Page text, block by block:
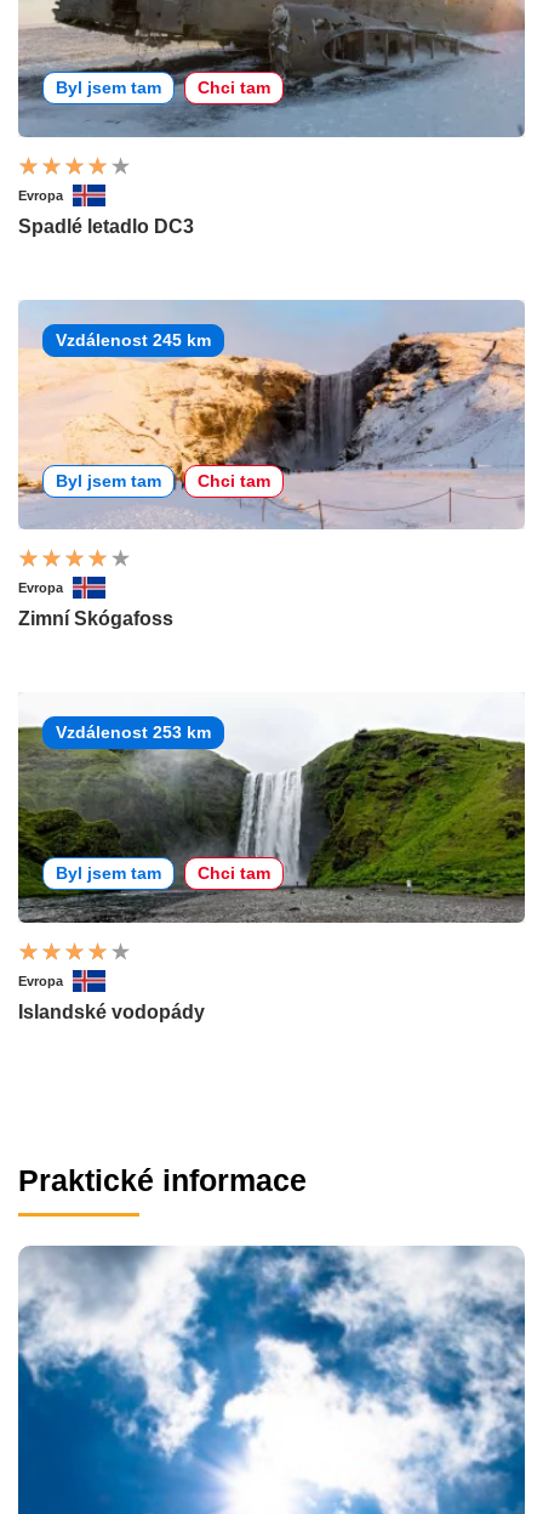
Byl jsem tam Chci tam
Evropa
Spadlé letadlo DC3
Vzdálenost 245 km
Byl jsem tam Chci tam
Evropa
Zimní Skógafoss
Vzdálenost 253 km
Byl jsem tam Chci tam
Evropa
Islandské vodopády
Praktické informace